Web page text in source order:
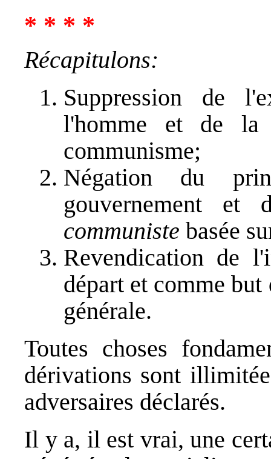
* * * *
Récapitulons:
Suppression de
l'homme et de la
communisme;
Négation du
gouvernement et
communiste basée
Revendication de
départ et comme
générale.
Toutes choses
dérivations sont
adversaires déclarés.
Il y a, il est vrai, une